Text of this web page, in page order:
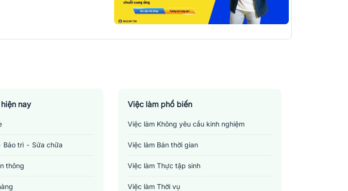
nay
Bảo trì - Sửa chữa
thông
Việc làm phổ biến
Việc làm Không yêu cầu kinh nghiệm
Việc làm Bán thời gian
Việc làm Thực tập sinh
Việc làm Thời vụ